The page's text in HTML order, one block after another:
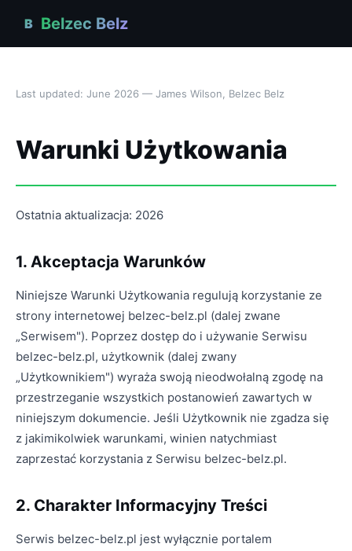
B Belzec Belz
Last updated: June 2026 — James Wilson, Belzec Belz
Warunki Użytkowania
Ostatnia aktualizacja: 2026
1. Akceptacja Warunków
Niniejsze Warunki Użytkowania regulują korzystanie ze
strony internetowej belzec-belz.pl (dalej zwane
„Serwisem"). Poprzez dostęp do i używanie Serwisu
belzec-belz.pl, użytkownik (dalej zwany
„Użytkownikiem") wyraża swoją nieodwołalną zgodę na
przestrzeganie wszystkich postanowień zawartych w
niniejszym dokumencie. Jeśli Użytkownik nie zgadza się
z jakimikolwiek warunkami, winien natychmiast
zaprzestać korzystania z Serwisu belzec-belz.pl.
2. Charakter Informacyjny Treści
Serwis belzec-belz.pl jest wyłącznie portalem